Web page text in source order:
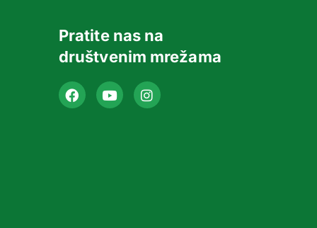
Pratite nas na
društvenim mrežama